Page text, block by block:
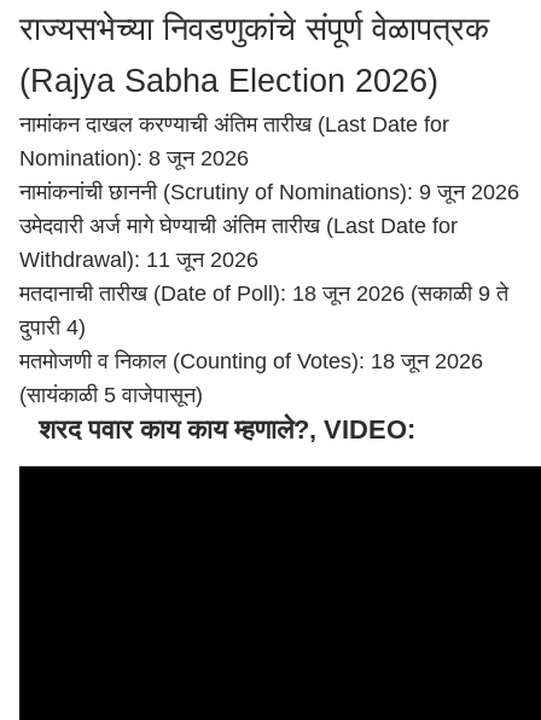
राज्यसभेच्या निवडणुकांचे संपूर्ण वेळापत्रक
(Rajya Sabha Election 2026)
नामांकन दाखल करण्याची अंतिम तारीख (Last Date for
Nomination): 8 जून 2026
नामांकनांची छाननी (Scrutiny of Nominations): 9 जून 2026
उमेदवारी अर्ज मागे घेण्याची अंतिम तारीख (Last Date for
Withdrawal): 11 जून 2026
मतदानाची तारीख (Date of Poll): 18 जून 2026 (सकाळी 9 ते
दुपारी 4)
मतमोजणी व निकाल (Counting of Votes): 18 जून 2026
(सायंकाळी 5 वाजेपासून)
शरद पवार काय काय म्हणाले?, VIDEO: